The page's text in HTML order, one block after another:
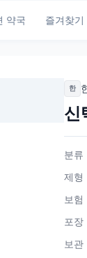
약국 즐겨찾기
한
신
분류
제형
보험
포장
보관